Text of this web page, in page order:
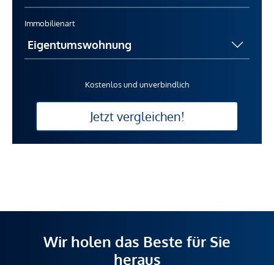
Immobilienart
Kostenlos und unverbindlich
Jetzt vergleichen!
Wir holen das Beste für Sie
heraus